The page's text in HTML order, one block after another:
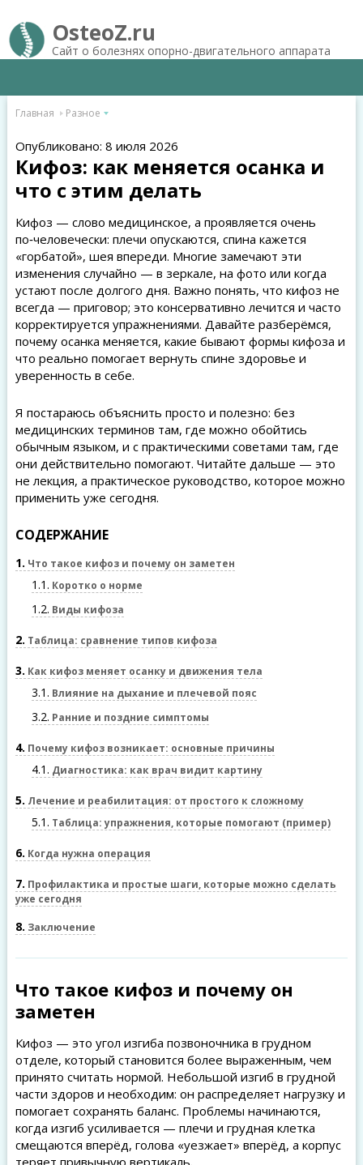
OsteoZ.ru
Сайт о болезнях опорно-двигательного аппарата
Главная Разное
Опубликовано: 8 июля 2026
Кифоз: как меняется осанка и
что с этим делать
Кифоз — слово медицинское, а проявляется очень
по‑человечески: плечи опускаются, спина кажется
«горбатой», шея впереди. Многие замечают эти
изменения случайно — в зеркале, на фото или когда
устают после долгого дня. Важно понять, что кифоз не
всегда — приговор; это консервативно лечится и часто
корректируется упражнениями. Давайте разберёмся,
почему осанка меняется, какие бывают формы кифоза и
что реально помогает вернуть спине здоровье и
уверенность в себе.
Я постараюсь объяснить просто и полезно: без
медицинских терминов там, где можно обойтись
обычным языком, и с практическими советами там, где
они действительно помогают. Читайте дальше — это
не лекция, а практическое руководство, которое можно
применить уже сегодня.
СОДЕРЖАНИЕ
1 Что такое кифоз и почему он заметен
1.1 Коротко о норме
1.2 Виды кифоза
2 Таблица: сравнение типов кифоза
3 Как кифоз меняет осанку и движения тела
3.1 Влияние на дыхание и плечевой пояс
3.2 Ранние и поздние симптомы
4 Почему кифоз возникает: основные причины
4.1 Диагностика: как врач видит картину
5 Лечение и реабилитация: от простого к сложному
5.1 Таблица: упражнения, которые помогают (пример)
6 Когда нужна операция
7 Профилактика и простые шаги, которые можно сделать
уже сегодня
8 Заключение
Что такое кифоз и почему он
заметен
Кифоз — это угол изгиба позвоночника в грудном
отделе, который становится более выраженным, чем
принято считать нормой. Небольшой изгиб в грудной
части здоров и необходим: он распределяет нагрузку и
помогает сохранять баланс. Проблемы начинаются,
когда изгиб усиливается — плечи и грудная клетка
смещаются вперёд, голова «уезжает» вперёд, а корпус
теряет привычную вертикаль.